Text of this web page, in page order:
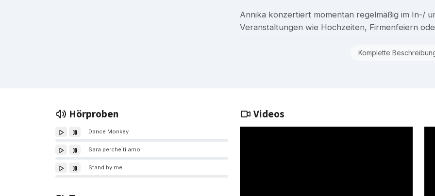
Annika konzertiert momentan regelmäßig im In-/
Veranstaltungen wie Hochzeiten, Firmenfeiern
Komplette
Hörproben
Dance Monkey
Sara perche ti amo
Stand by me
Videos